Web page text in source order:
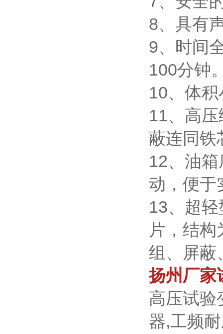
8、具有
9、时间
100分钟
10、体
11、高
蔽连同铁
12、油
动，便于
13、超
片，结
组、屏蔽
扬州厂家
高压试验
器,工频